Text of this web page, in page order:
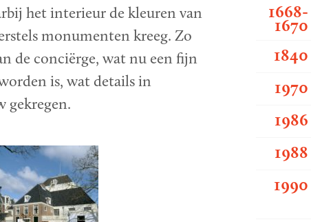
het interieur de kleuren van
monumenten kreeg. Zo
de conciërge, wat nu een fijn
is, wat details in
gekregen.
1668-
1670
1840
1970
1986
1988
1990